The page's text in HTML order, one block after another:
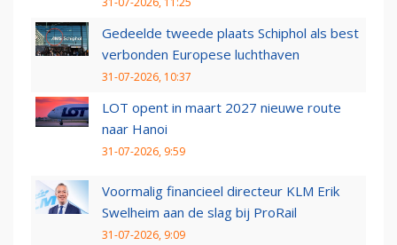
Gedeelde tweede plaats Schiphol als best
verbonden Europese luchthaven
31-07-2026, 10:37
LOT opent in maart 2027 nieuwe route
naar Hanoi
31-07-2026, 9:59
Voormalig financieel directeur KLM Erik
Swelheim aan de slag bij ProRail
31-07-2026, 9:09